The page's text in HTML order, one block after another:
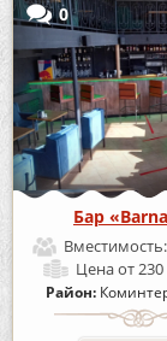
0
Бар
Вместимость:
Ценаот
Район: